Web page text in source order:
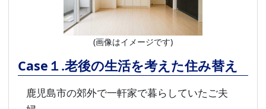
(画像はイメージです)
Case１.老後の生活を考えた住み替え
鹿児島市の郊外で一軒家で暮らしていたご夫